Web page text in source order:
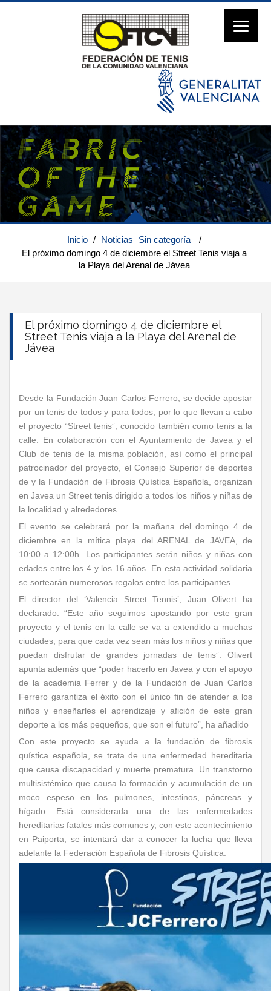
Inicio / Noticias Sin categoría
/
El próximo domingo 4 de diciembre el Street Tenis viaja a
la Playa del Arenal de Jávea
El próximo domingo 4 de diciembre el
Street Tenis viaja a la Playa del Arenal de
Jávea
Desde la Fundación Juan Carlos Ferrero, se decide apostar
por un tenis de todos y para todos, por lo que llevan a cabo
el proyecto “Street tenis”, conocido también como tenis a la
calle. En colaboración con el Ayuntamiento de Javea y el
Club de tenis de la misma población, así como el principal
patrocinador del proyecto, el Consejo Superior de deportes
de y la Fundación de Fibrosis Quística Española, organizan
en Javea un Street tenis dirigido a todos los niños y niñas de
la localidad y alrededores.
El evento se celebrará por la mañana del domingo 4 de
diciembre en la mítica playa del ARENAL de JAVEA, de
10:00 a 12:00h. Los participantes serán niños y niñas con
edades entre los 4 y los 16 años. En esta actividad solidaria
se sortearán numerosos regalos entre los participantes.
El director del ‘Valencia Street Tennis’, Juan Olivert ha
declarado: “Este año seguimos apostando por este gran
proyecto y el tenis en la calle se va a extendido a muchas
ciudades, para que cada vez sean más los niños y niñas que
puedan disfrutar de grandes jornadas de tenis”. Olivert
apunta además que “poder hacerlo en Javea y con el apoyo
de la academia Ferrer y de la Fundación de Juan Carlos
Ferrero garantiza el éxito con el único fin de atender a los
niños y enseñarles el aprendizaje y afición de este gran
deporte a los más pequeños, que son el futuro”, ha añadido
Con este proyecto se ayuda a la fundación de fibrosis
quística española, se trata de una enfermedad hereditaria
que causa discapacidad y muerte prematura. Un transtorno
multisistémico que causa la formación y acumulación de un
moco espeso en los pulmones, intestinos, páncreas y
hígado. Está considerada una de las enfermedades
hereditarias fatales más comunes y, con este acontecimiento
en Paiporta, se intentará dar a conocer la lucha que lleva
adelante la Federación Española de Fibrosis Quística.